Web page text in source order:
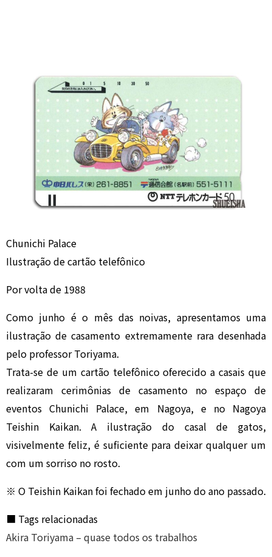
Chunichi Palace
Ilustração de cartão telefônico
Por volta de 1988
Como junho é o mês das noivas, apresentamos uma
ilustração de casamento extremamente rara desenhada
pelo professor Toriyama.
Trata-se de um cartão telefônico oferecido a casais que
realizaram cerimônias de casamento no espaço de
eventos Chunichi Palace, em Nagoya, e no Nagoya
Teishin Kaikan. A ilustração do casal de gatos,
visivelmente feliz, é suficiente para deixar qualquer um
com um sorriso no rosto.
※ O Teishin Kaikan foi fechado em junho do ano passado.
■ Tags relacionadas
Akira Toriyama – quase todos os trabalhos